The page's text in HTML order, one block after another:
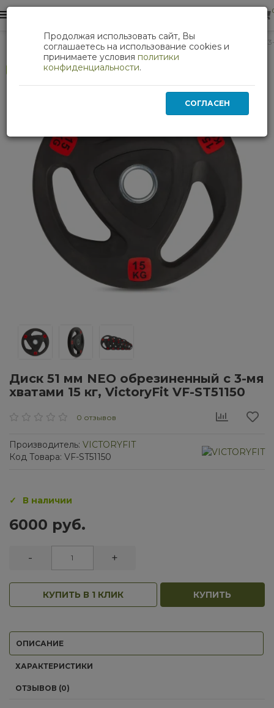
Силовые тренажеры Диск 51 мм NEO обрезиненный с 3-
Диск 51 мм NEO обрезиненный с 3-мя
хватами 15 кг, VictoryFit VF-ST51150
0 отзывов
Производитель: VICTORYFIT
Код Товара: VF-ST51150
В наличии
6000 руб.
- +
КУПИТЬ В 1 КЛИК КУПИТЬ
ОПИСАНИЕ
ХАРАКТЕРИСТИКИ
ОТЗЫВОВ (0)
Продолжая использовать сайт, Вы
соглашаетесь на использование cookies и
принимаете условия политики
конфиденциальности.
СОГЛАСЕН